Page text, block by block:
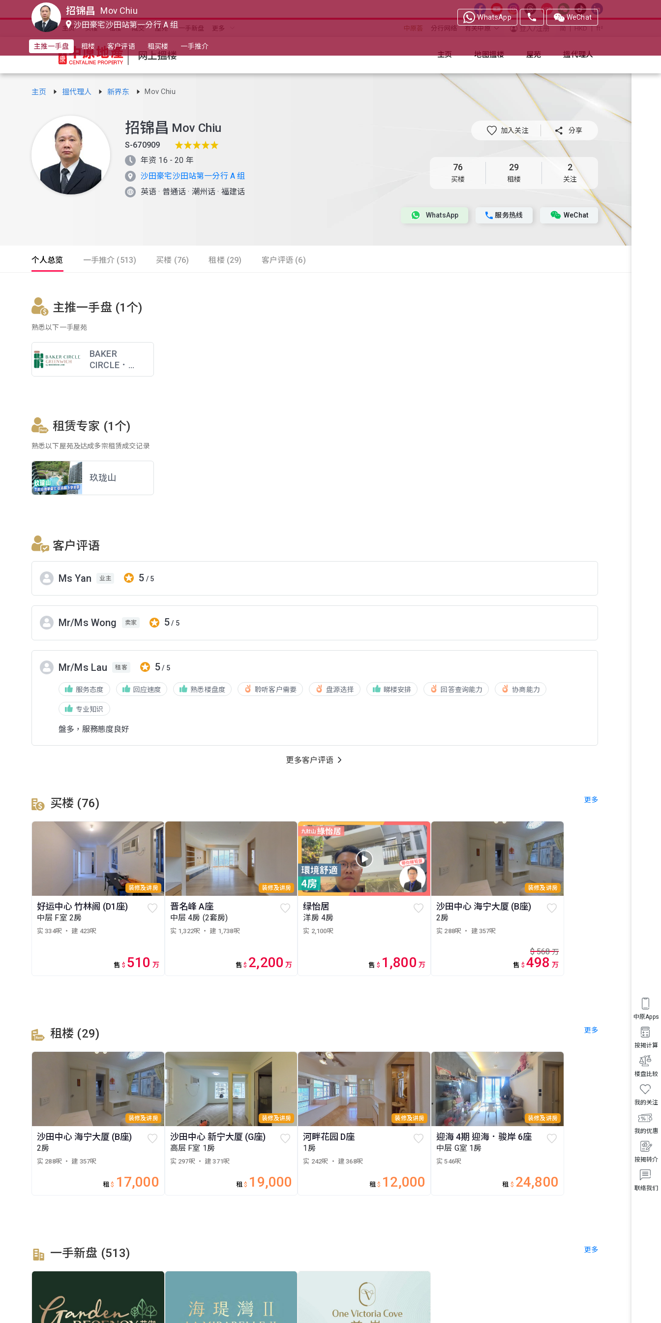
主页 买楼 租楼 成交 屋苑 一手新盘 更多 中原荟 分行网络 有关中原 登入/注册 简 HKD ft²
网上搵楼 主页 地图搵楼 屋苑 搵代理人
联络我们
按揭转介
我的优惠
我的关注
楼盘比较
按揭计算
中原Apps
主页 搵代理人 新界东 Mov Chiu
招锦昌 Mov Chiu
S-670909
年资 16 - 20 年
沙田豪宅沙田站第一分行 A 组
英语· 普通话· 潮州话· 福建话
加入关注  分享
76
买楼
29
租楼
2
关注
WeChat
服务热线
WhatsApp
个人总览 一手推介 (513) 买楼 (76) 租楼 (29) 客户评语 (6)
主推一手盘 (1个)
熟悉以下一手屋苑
BAKER
CIRCLE．
GREENWICH
租赁专家 (1个)
熟悉以下屋苑及达成多宗租赁成交记录
玖珑山
客户评语
Ms Yan 业主 5 / 5
Mr/Ms Wong 卖家 5/ 5
Mr/Ms Lau 租客 5/ 5
服务态度 回应速度 熟悉楼盘度 聆听客户需要 盘源选择 睇楼安排 回答查询能力 协商能力
专业知识
盤多，服務態度良好
更多客户评语
更多
买楼 (76)
装修及讲房
好运中心 竹林阁 (D1座)
中层 F室 2房
实 334呎 ・ 建 423呎
售 $ 510 万
装修及讲房
晋名峰 A座
中层 4房 (2套房)
实 1,322呎 ・ 建 1,738呎
售 $ 2,200 万
绿怡居
洋房 4房
实 2,100呎
售 $ 1,800 万
装修及讲房
沙田中心 海宁大厦 (B座)
2房
实 288呎 ・ 建 357呎
$568万
售 $498 万
更多
租楼 (29)
装修及讲房
沙田中心 海宁大厦 (B座)
2房
实 288呎 ・ 建 357呎
租 $ 17,000
装修及讲房
沙田中心 新宁大厦 (G座)
高层 F室 1房
实 297呎 ・ 建 371呎
租$ 19,000
装修及讲房
河畔花园 D座
1房
实 242呎 ・ 建 368呎
租$ 12,000
装修及讲房
迎海 4期 迎海．骏岸 6座
中层 G室 1房
实 546呎
租 $ 24,800
更多
一手新盘 (513)
招锦昌 Mov Chiu
沙田豪宅沙田站第一分行 A 组
WhatsApp WeChat
主推一手盘 租楼 客户评语 租买楼 一手推介